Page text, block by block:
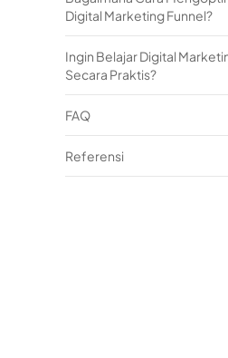
Digital Marketing Funnel?
Ingin Belajar Digital
Secara Praktis?
FAQ
Referensi